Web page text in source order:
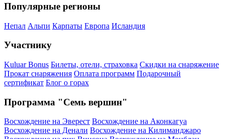
Популярные регионы
Непал Альпи Карпаты Европа Исландия
Участнику
Kuluar Bonus Билеты, отели, страховка Скидки на снаряжение
Прокат снаряжения Оплата программ Подарочный
сертификат Блог о горах
Программа "Семь вершин"
Восхождение на Эверест Восхождение на Аконкагуа
Восхождение на Денали Восхождение на Килиманджаро